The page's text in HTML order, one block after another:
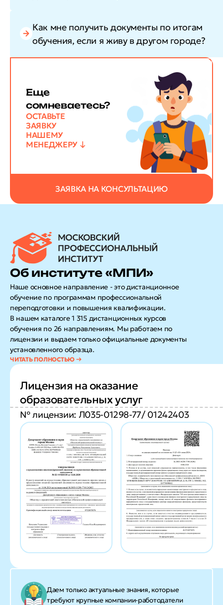
Как мне получить документы по итогам
обучения, если я живу в другом городе?
Еще
сомневаетесь?
ОСТАВЬТЕ
ЗАЯВКУ
НАШЕМУ
МЕНЕДЖЕРУ
ЗАЯВКА НА КОНСУЛЬТАЦИЮ
Об институте «МПИ»
Наше основное направление - это дистанционное
обучение по программам профессиональной
переподготовки и повышения квалификации.
В нашем каталоге 1 315 дистанционных курсов
обучения по 26 направлениям. Мы работаем по
лицензии и выдаем только официальные документы
установленного образца.
Лицензия на оказание
образовательных услуг
№ лицензии: Л035-01298-77/ 01242403
Даем только актуальные знания, которые
требуют крупные компании-работодатели